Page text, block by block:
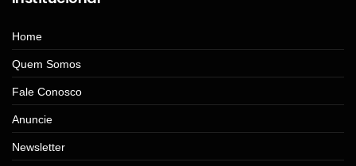
Home
Quem Somos
Fale Conosco
Anuncie
Newsletter